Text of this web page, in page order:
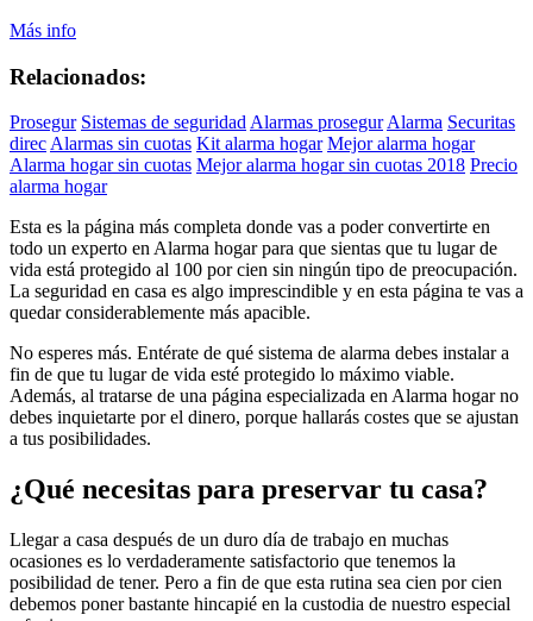
Más info
Relacionados:
Prosegur Sistemas de seguridad Alarmas prosegur Alarma Securitas
direc Alarmas sin cuotas Kit alarma hogar Mejor alarma hogar
Alarma hogar sin cuotas Mejor alarma hogar sin cuotas 2018 Precio
alarma hogar
Esta es la página más completa donde vas a poder convertirte en
todo un experto en Alarma hogar para que sientas que tu lugar de
vida está protegido al 100 por cien sin ningún tipo de preocupación.
La seguridad en casa es algo imprescindible y en esta página te vas a
quedar considerablemente más apacible.
No esperes más. Entérate de qué sistema de alarma debes instalar a
fin de que tu lugar de vida esté protegido lo máximo viable.
Además, al tratarse de una página especializada en Alarma hogar no
debes inquietarte por el dinero, porque hallarás costes que se ajustan
a tus posibilidades.
¿Qué necesitas para preservar tu casa?
Llegar a casa después de un duro día de trabajo en muchas
ocasiones es lo verdaderamente satisfactorio que tenemos la
posibilidad de tener. Pero a fin de que esta rutina sea cien por cien
debemos poner bastante hincapié en la custodia de nuestro especial